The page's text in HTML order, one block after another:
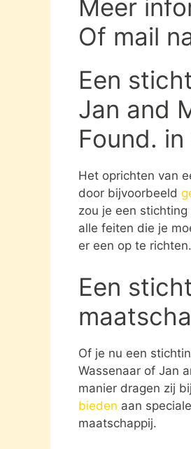
Meer
Of mail
Een
Jan and
Found. in
Het oprichten van
door bijvoorbeeld
zou je een
alle feiten die je
er een op te richten.
Een
Of je nu een
Wassenaar of Jan
manier dragen zij
bieden aan
maatschappij.